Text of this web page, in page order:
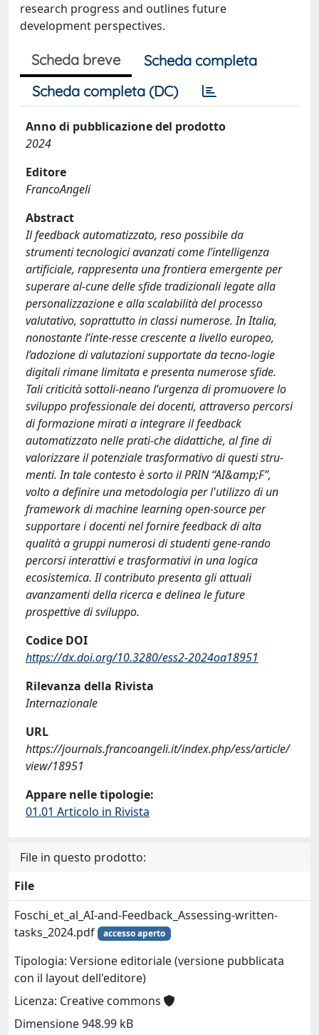
research progress and outlines future
development perspectives.
Scheda breve
Scheda completa
Scheda completa (DC)
Anno di pubblicazione del prodotto
2024
Editore
FrancoAngeli
Abstract
Il feedback automatizzato, reso possibile da
strumenti tecnologici avanzati come l’intelligenza
artificiale, rappresenta una frontiera emergente per
superare al-cune delle sfide tradizionali legate alla
personalizzazione e alla scalabilità del processo
valutativo, soprattutto in classi numerose. In Italia,
nonostante l’inte-resse crescente a livello europeo,
l’adozione di valutazioni supportate da tecno-logie
digitali rimane limitata e presenta numerose sfide.
Tali criticità sottoli-neano l’urgenza di promuovere lo
sviluppo professionale dei docenti, attraverso percorsi
di formazione mirati a integrare il feedback
automatizzato nelle prati-che didattiche, al fine di
valorizzare il potenziale trasformativo di questi stru-
menti. In tale contesto è sorto il PRIN “AI&amp;F”,
volto a definire una metodologia per l'utilizzo di un
framework di machine learning open-source per
supportare i docenti nel fornire feedback di alta
qualità a gruppi numerosi di studenti gene-rando
percorsi interattivi e trasformativi in una logica
ecosistemica. Il contributo presenta gli attuali
avanzamenti della ricerca e delinea le future
prospettive di sviluppo.
Codice DOI
https://dx.doi.org/10.3280/ess2-2024oa18951
Rilevanza della Rivista
Internazionale
URL
https://journals.francoangeli.it/index.php/ess/article/
view/18951
Appare nelle tipologie:
01.01 Articolo in Rivista
File in questo prodotto:
File
Foschi_et_al_AI-and-Feedback_Assessing-written-
tasks_2024.pdf
accesso aperto
Tipologia: Versione editoriale (versione pubblicata
con il layout dell'editore)
Licenza: Creative commons
Dimensione 948.99 kB